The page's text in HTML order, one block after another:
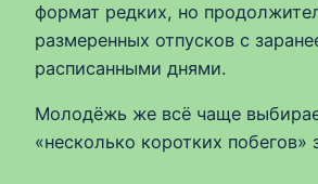
формат редких, но
размеренных отпусков с
расписанными днями.
Молодёжь же всё чаще
«несколько коротких побегов»